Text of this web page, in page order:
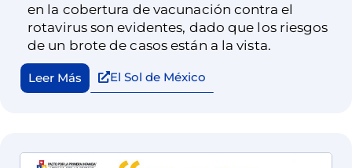
en la cobertura de vacunación contra el
rotavirus son evidentes, dado que los riesgos
de un brote de casos están a la vista.
Leer Más El Sol de México